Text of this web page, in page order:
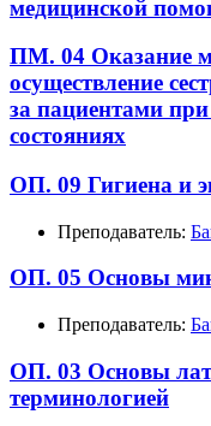
медицинской
ПМ. 04 Оказание
осуществление
за пациентами
состояниях
ОП. 09 Гигиена и
Преподаватель:
ОП. 05 Основы
Преподаватель:
ОП. 03 Основы
терминологией